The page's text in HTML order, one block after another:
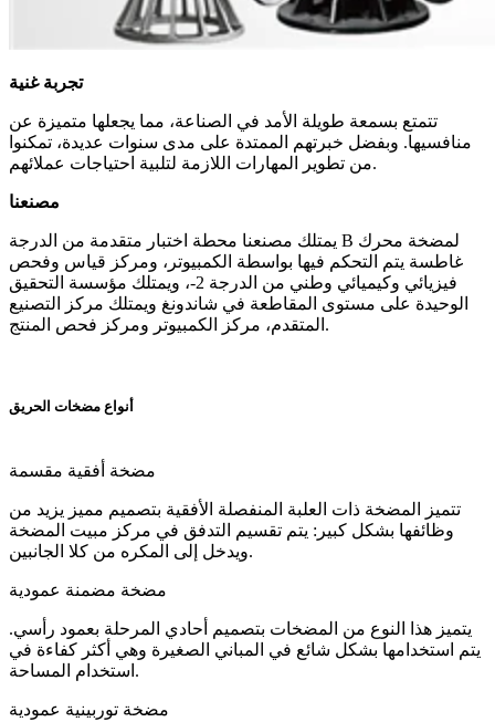
تجربة غنية
تتمتع بسمعة طويلة الأمد في الصناعة، مما يجعلها متميزة عن
منافسيها. وبفضل خبرتهم الممتدة على مدى سنوات عديدة، تمكنوا
من تطوير المهارات اللازمة لتلبية احتياجات عملائهم.
مصنعنا
يمتلك مصنعنا محطة اختبار متقدمة من الدرجة B لمضخة محرك
غاطسة يتم التحكم فيها بواسطة الكمبيوتر، ومركز قياس وفحص
فيزيائي وكيميائي وطني من الدرجة 2-، ويمتلك مؤسسة التحقيق
الوحيدة على مستوى المقاطعة في شاندونغ ويمتلك مركز التصنيع
المتقدم، مركز الكمبيوتر ومركز فحص المنتج.
أنواع مضخات الحريق
مضخة أفقية مقسمة
تتميز المضخة ذات العلبة المنفصلة الأفقية بتصميم مميز يزيد من
وظائفها بشكل كبير: يتم تقسيم التدفق في مركز مبيت المضخة
ويدخل إلى المكره من كلا الجانبين.
مضخة مضمنة عمودية
يتميز هذا النوع من المضخات بتصميم أحادي المرحلة بعمود رأسي.
يتم استخدامها بشكل شائع في المباني الصغيرة وهي أكثر كفاءة في
استخدام المساحة.
مضخة توربينية عمودية